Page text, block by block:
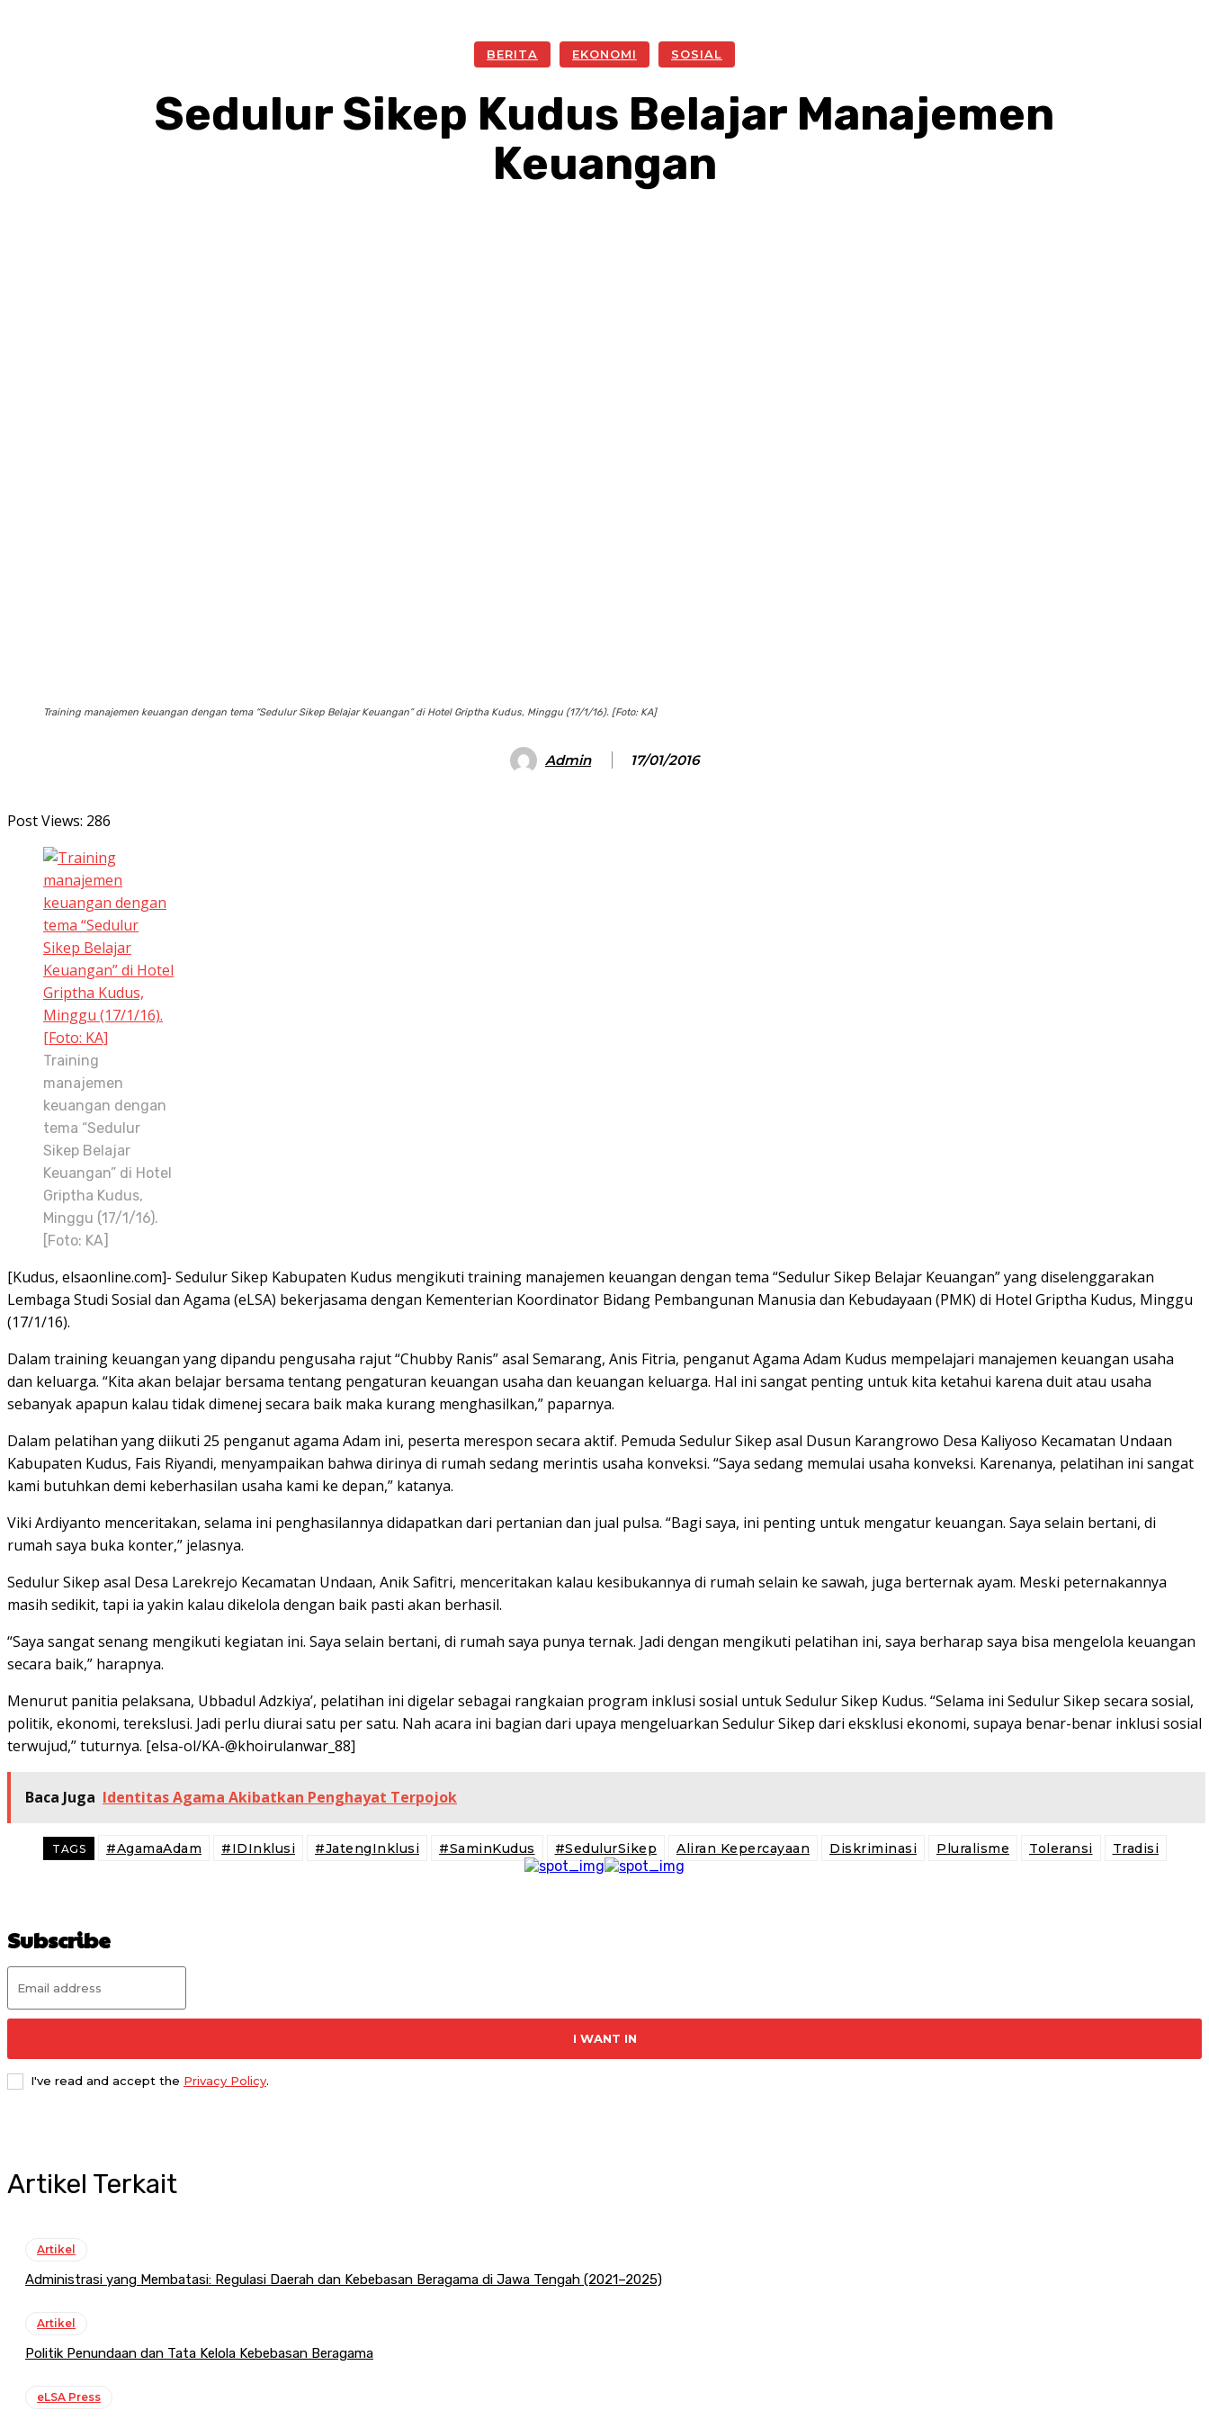
BERITA EKONOMI SOSIAL
Sedulur Sikep Kudus Belajar Manajemen
Keuangan
Training manajemen keuangan dengan tema “Sedulur Sikep Belajar Keuangan” di Hotel Griptha Kudus, Minggu (17/1/16). [Foto: KA]
Admin 17/01/2016
Post Views: 286
Training
manajemen
keuangan dengan
tema “Sedulur
Sikep Belajar
Keuangan” di Hotel
Griptha Kudus,
Minggu (17/1/16).
[Foto: KA]
[Kudus, elsaonline.com]- Sedulur Sikep Kabupaten Kudus mengikuti training manajemen keuangan dengan tema “Sedulur Sikep Belajar Keuangan” yang diselenggarakan
Lembaga Studi Sosial dan Agama (eLSA) bekerjasama dengan Kementerian Koordinator Bidang Pembangunan Manusia dan Kebudayaan (PMK) di Hotel Griptha Kudus, Minggu
(17/1/16).
Dalam training keuangan yang dipandu pengusaha rajut “Chubby Ranis” asal Semarang, Anis Fitria, penganut Agama Adam Kudus mempelajari manajemen keuangan usaha
dan keluarga. “Kita akan belajar bersama tentang pengaturan keuangan usaha dan keuangan keluarga. Hal ini sangat penting untuk kita ketahui karena duit atau usaha
sebanyak apapun kalau tidak dimenej secara baik maka kurang menghasilkan,” paparnya.
Dalam pelatihan yang diikuti 25 penganut agama Adam ini, peserta merespon secara aktif. Pemuda Sedulur Sikep asal Dusun Karangrowo Desa Kaliyoso Kecamatan Undaan
Kabupaten Kudus, Fais Riyandi, menyampaikan bahwa dirinya di rumah sedang merintis usaha konveksi. “Saya sedang memulai usaha konveksi. Karenanya, pelatihan ini sangat
kami butuhkan demi keberhasilan usaha kami ke depan,” katanya.
Viki Ardiyanto menceritakan, selama ini penghasilannya didapatkan dari pertanian dan jual pulsa. “Bagi saya, ini penting untuk mengatur keuangan. Saya selain bertani, di
rumah saya buka konter,” jelasnya.
Sedulur Sikep asal Desa Larekrejo Kecamatan Undaan, Anik Safitri, menceritakan kalau kesibukannya di rumah selain ke sawah, juga berternak ayam. Meski peternakannya
masih sedikit, tapi ia yakin kalau dikelola dengan baik pasti akan berhasil.
“Saya sangat senang mengikuti kegiatan ini. Saya selain bertani, di rumah saya punya ternak. Jadi dengan mengikuti pelatihan ini, saya berharap saya bisa mengelola keuangan
secara baik,” harapnya.
Menurut panitia pelaksana, Ubbadul Adzkiya’, pelatihan ini digelar sebagai rangkaian program inklusi sosial untuk Sedulur Sikep Kudus. “Selama ini Sedulur Sikep secara sosial,
politik, ekonomi, terekslusi. Jadi perlu diurai satu per satu. Nah acara ini bagian dari upaya mengeluarkan Sedulur Sikep dari eksklusi ekonomi, supaya benar-benar inklusi sosial
terwujud,” tuturnya. [elsa-ol/KA-@khoirulanwar_88]
Baca Juga Identitas Agama Akibatkan Penghayat Terpojok
TAGS #AgamaAdam #IDInklusi #JatengInklusi #SaminKudus #SedulurSikep Aliran Kepercayaan Diskriminasi Pluralisme Toleransi Tradisi
Subscribe
I WANT IN
I've read and accept the Privacy Policy.
Artikel Terkait
Artikel
Administrasi yang Membatasi: Regulasi Daerah dan Kebebasan Beragama di Jawa Tengah (2021–2025)
Artikel
Politik Penundaan dan Tata Kelola Kebebasan Beragama
eLSA Press